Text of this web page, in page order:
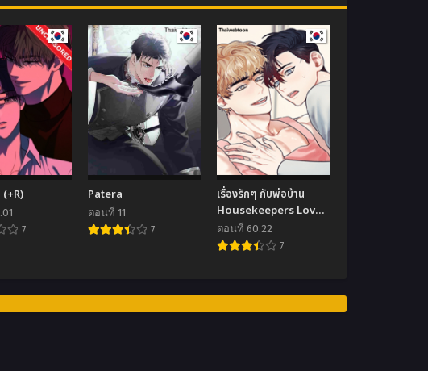
7
Patera
ตอนที่ 11
7
เรื่องรักๆ กับพ่อบ้าน
Housekeepers Love
Affair
ตอนที่ 60.22
7